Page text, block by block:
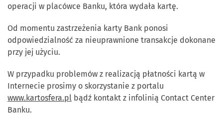
operacji w placówce Banku, która wydała kartę.
Od momentu zastrzeżenia karty Bank ponosi
odpowiedzialność za nieuprawnione transakcje dokonane
przy jej użyciu.
W przypadku problemów z realizacją płatności kartą w
Internecie prosimy o skorzystanie z portalu
www.kartosfera.pl bądź kontakt z infolinią Contact Center
Banku.